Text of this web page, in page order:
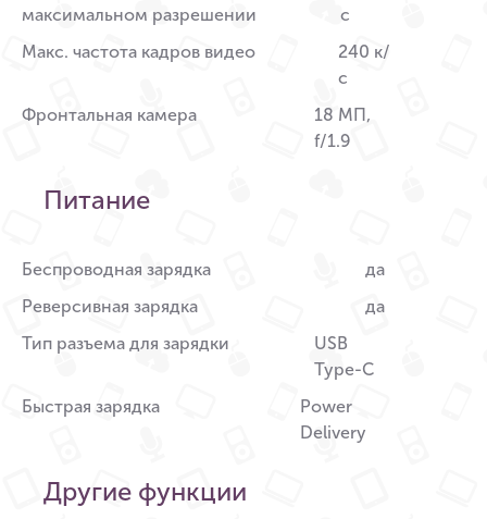
максимальном разрешении
с
Макс. частота кадров видео
240 к/
с
Фронтальная камера
18 МП,
f/1.9
Питание
Беспроводная зарядка
да
Реверсивная зарядка
да
Тип разъема для зарядки
USB
Type-C
Быстрая зарядка
Power
Delivery
Другие функции